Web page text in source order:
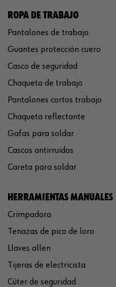
ROPA DE TRABAJO
Pantalones de trabajo
Guantes protección cuero
Casco de seguridad
Chaqueta de trabajo
Pantalones cortos trabajo
Chaqueta reflectante
Gafas para soldar
Cascos antirruidos
Careta para soldar
HERRAMIENTAS MANUALES
Crimpadora
Tenazas de pico de loro
Llaves allen
Tijeras de electricista
Cúter de seguridad